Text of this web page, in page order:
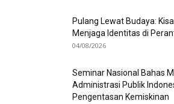
Pulang Lewat Budaya:
Menjaga Identitas di
04/08/2026
Seminar Nasional Bahas
Administrasi Publik
Pengentasan Kemiskinan